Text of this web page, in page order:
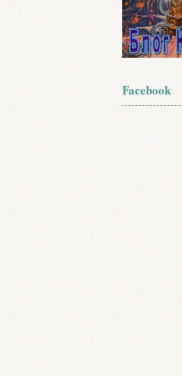
Facebook